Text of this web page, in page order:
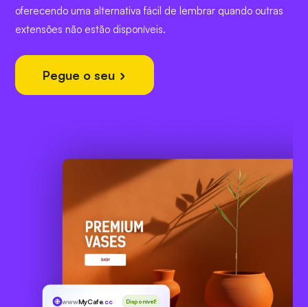
oferecendo uma alternativa fácil de lembrar quando outras
extensões não estão disponíveis.
Pegue o seu
wwwMyCafe.cc Disponível!